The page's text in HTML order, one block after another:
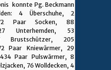
konnte Pg. Beckmann
4 Überschuhe, 2
Paar Socken, 88
Unterhemden, 53
Brustschützer, 205
Paar Kniewärmer, 29
Paar Pulswärmer, 8
76 Wolldecken, 4